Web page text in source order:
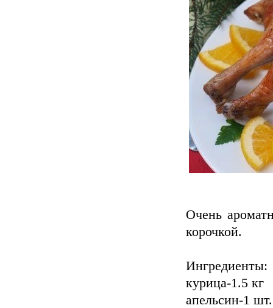
Очень
корочкой.
Ингредиенты:
курица-1.5 кг
апельсин-1 шт.